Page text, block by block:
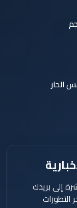
الحار
إلى بريدك
التطورات